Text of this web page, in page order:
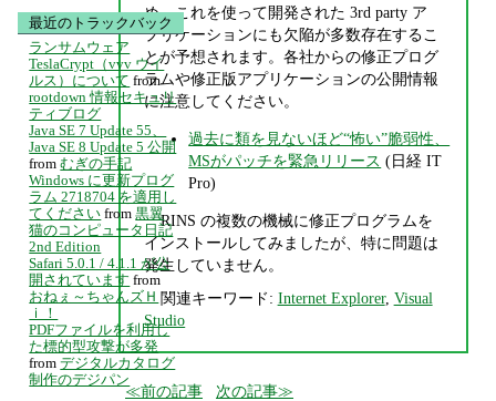
め、これを使って開発された 3rd party ア
プリケーションにも欠陥が多数存在するこ
とが予想されます。各社からの修正プログ
ラムや修正版アプリケーションの公開情報
に注意してください。
過去に類を見ないほど“怖い”脆弱性、
MSがパッチを緊急リリース (日経 IT
Pro)
RINS の複数の機械に修正プログラムを
インストールしてみましたが、特に問題は
発生していません。
関連キーワード: Internet Explorer, Visual
Studio
前の記事 次の記事
最近のトラックバック
ランサムウェア
TeslaCrypt（vvv ウイ
ルス）について from
rootdown 情報セキュリ
ティブログ
Java SE 7 Update 55、
Java SE 8 Update 5 公開
from むぎの手記
Windows に更新プログ
ラム 2718704 を適用し
てください from 黒翼
猫のコンピュータ日記
2nd Edition
Safari 5.0.1 / 4.1.1 が公
開されています from
おねぇ～ちゃんズＨ
ｉ！
PDFファイルを利用し
た標的型攻撃が多発
from デジタルカタログ
制作のデジパン